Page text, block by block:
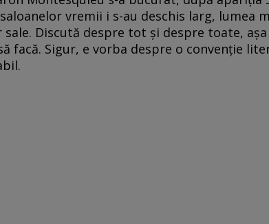
vremii i s-au deschis larg, lumea
sale. Discută despre tot și despre toate,
facă. Sigur, e vorba despre o convenție